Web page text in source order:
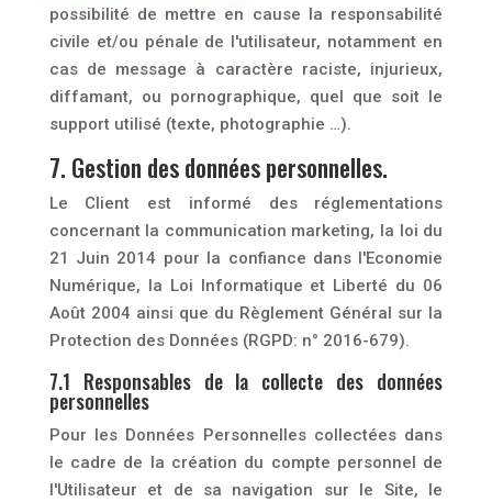
possibilité de mettre en cause la responsabilité
civile et/ou pénale de l'utilisateur, notamment en
cas de message à caractère raciste, injurieux,
diffamant, ou pornographique, quel que soit le
support utilisé (texte, photographie …).
7. Gestion des données personnelles.
Le Client est informé des réglementations
concernant la communication marketing, la loi du
21 Juin 2014 pour la confiance dans l'Economie
Numérique, la Loi Informatique et Liberté du 06
Août 2004 ainsi que du Règlement Général sur la
Protection des Données (RGPD: n° 2016-679).
7.1 Responsables de la collecte des données
personnelles
Pour les Données Personnelles collectées dans
le cadre de la création du compte personnel de
l'Utilisateur et de sa navigation sur le Site, le